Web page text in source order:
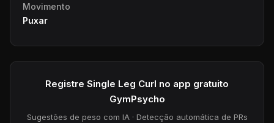
Movimento
Puxar
Registre Single Leg Curl no app gratuito
GymPsycho
Sugestões de peso com IA · Detecção automática de PRs